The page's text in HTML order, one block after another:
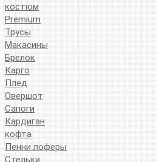
костюм
Premium
Трусы
Макасины
Брелок
Карго
Плед
Овершот
Сапоги
Кардиган
кофта
Пенни лоферы
Стельки